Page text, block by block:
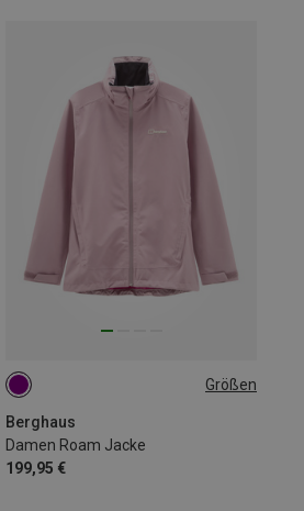
Größen
Berghaus
Damen Roam Jacke
199,95 €
XS